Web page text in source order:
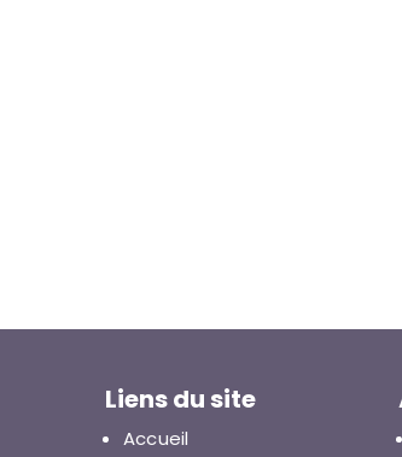
Liens du site
Accueil